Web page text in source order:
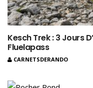
Kesch Trek : 3 Jours
Fluelapass
CARNETSDERANDO